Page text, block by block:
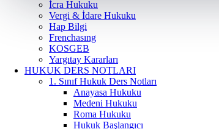
İcra Hukuku
Vergi & İdare Hukuku
Hap Bilgi
Frenchasıng
KOSGEB
Yargıtay Kararları
HUKUK DERS NOTLARI
1. Sınıf Hukuk Ders Notları
Anayasa Hukuku
Medeni Hukuku
Roma Hukuku
Hukuk Başlangıcı